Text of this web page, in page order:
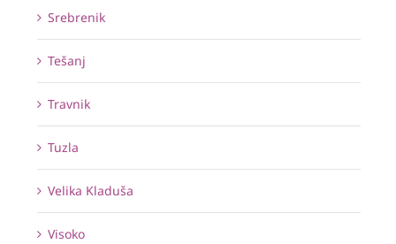
Srebrenik
Tešanj
Travnik
Tuzla
Velika Kladuša
Visoko